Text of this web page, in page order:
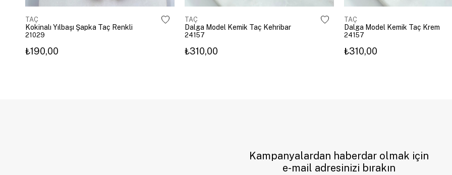
TAÇ
Kokinalı Yılbaşı Şapka Taç Renkli
21029
₺190,00
TAÇ
Dalga Model Kemik Taç Kehribar
24157
₺310,00
TAÇ
Dalga Model Kemik Taç Krem
24157
₺310,00
Kampanyalardan haberdar olmak için
e-mail adresinizi bırakın